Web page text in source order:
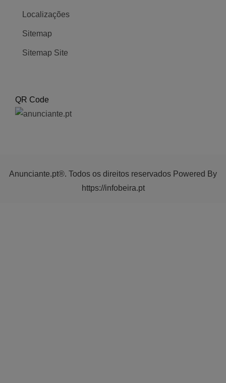
Localizações
Sitemap
Sitemap Site
QR Code
Anunciante.pt®. Todos os direitos reservados Powered By
https://infobeira.pt